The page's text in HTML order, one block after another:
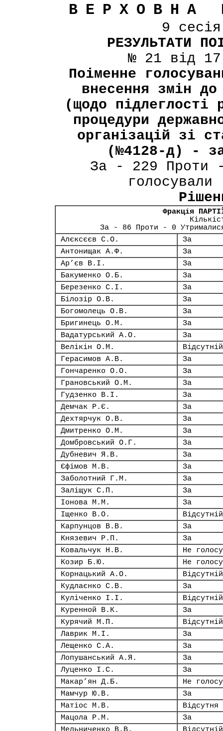
ВЕРХОВНА
9
РЕЗУЛЬТАТИ
№ 21 від
Поіменне
внесення змін
(щодо підлеглості
процедури
організацій зі
(№4128-д) -
За - 229 Проти
Фракція
За - 86 Проти - 0
Алєксєєв С.О.
За
Антонищак А.Ф.
За
Ар’єв В.І.
За
Бакуменко О.Б.
За
Березенко С.І.
За
Білозір О.В.
За
Богомолець О.В.
За
Бригинець О.М.
За
Вадатурський А.О.
За
Велікін О.М.
Відсутній
Герасимов А.В.
За
Гончаренко О.О.
За
Грановський О.М.
За
Гудзенко В.І.
За
Демчак Р.Є.
За
Дехтярчук О.В.
За
Дмитренко О.М.
За
Домбровський О.Г.
За
Дубневич Я.В.
За
Єфімов М.В.
За
Заболотний Г.М.
За
Заліщук С.П.
За
Іонова М.М.
За
Іщенко В.О.
Відсутній
Карпунцов В.В.
За
Князевич Р.П.
За
Ковальчук Н.В.
Не
Козир Б.Ю.
Не
Корнацький А.О.
Відсутній
Кудлаєнко С.В.
За
Куліченко І.І.
Відсутній
Куренной В.К.
За
Курячий М.П.
Відсутній
Лаврик М.І.
За
Лещенко С.А.
За
Лопушанський А.Я.
За
Луценко І.С.
За
Макар’ян Д.Б.
Не
Мамчур Ю.В.
За
Матіос М.В.
Відсутня
Мацола Р.М.
За